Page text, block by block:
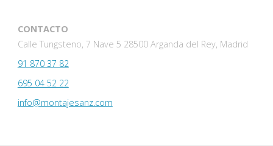
CONTACTO
Calle Tungsteno, 7 Nave 5 28500 Arganda del Rey, Madrid
91 870 37 82
695 04 52 22
info@montajesanz.com